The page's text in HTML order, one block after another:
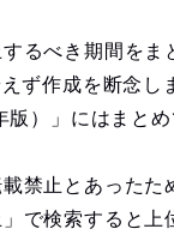
るべき期間を
ず作成を断念し
版）」にはまと
禁止とあった
検索すると上